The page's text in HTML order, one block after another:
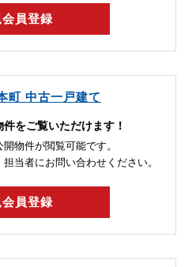
会員登録
町 中古一戸建て
をご覧いただけます！
物件が閲覧可能です。
当者にお問い合わせください。
会員登録